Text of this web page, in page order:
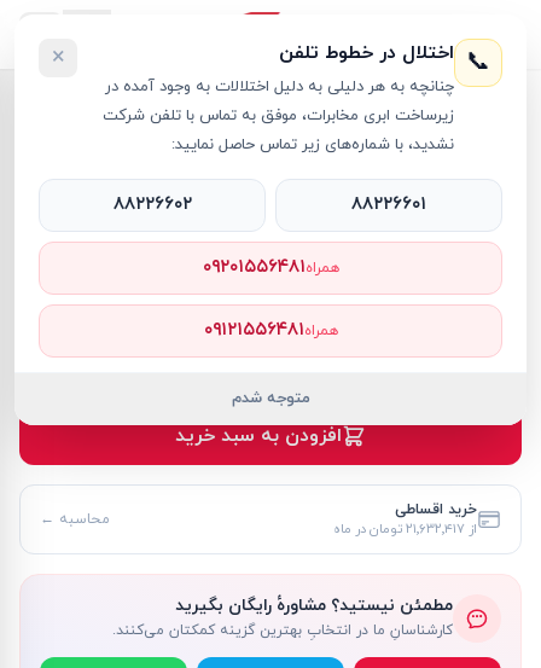
لپ تاپ TUF Gaming
ASUS
۲۳۵٬۹۹۰٬۰۰۰ تومان موجود
افزودن به سبد خرید
خرید اقساطی
از ۲۱٬۶۳۲٬۴۱۷ تومان در ماه محاسبه ←
مطمئن نیستید؟ مشاورهٔ رایگان بگیرید
کارشناسانِ ما در انتخابِ بهترین گزینه کمکتان می‌کنند.
📞 اختلال در خطوط تلفن
چنانچه به هر دلیلی به دلیل اختلالات به وجود آمده در
زیرساخت ابری مخابرات، موفق به تماس با تلفن شرکت
نشدید، با شماره‌های زیر تماس حاصل نمایید:
×
۸۸۲۲۶۶۰۱ ۸۸۲۲۶۶۰۲
همراه۰۹۲۰۱۵۵۶۴۸۱
همراه۰۹۱۲۱۵۵۶۴۸۱
متوجه شدم